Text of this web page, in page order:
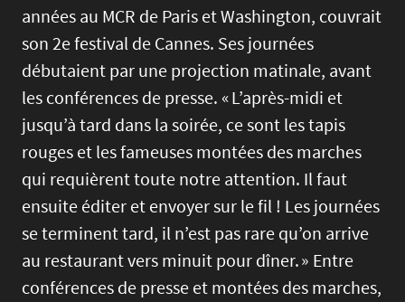
années au MCR de Paris et Washington, couvrait
son 2e festival de Cannes. Ses journées
débutaient par une projection matinale, avant
les conférences de presse. « L’après-midi et
jusqu’à tard dans la soirée, ce sont les tapis
rouges et les fameuses montées des marches
qui requièrent toute notre attention. Il faut
ensuite éditer et envoyer sur le fil ! Les journées
se terminent tard, il n’est pas rare qu’on arrive
au restaurant vers minuit pour dîner. » Entre
conférences de presse et montées des marches,